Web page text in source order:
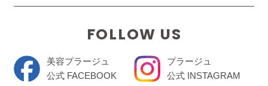
FOLLOW US
美容プラージュ
公式 FACEBOOK
プラージュ
公式 INSTAGRAM